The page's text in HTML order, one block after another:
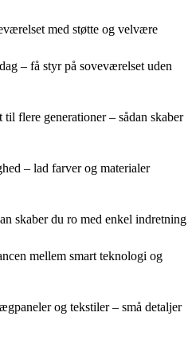
med støtte og velvære
– få styr på soveværelset uden
flere generationer – sådan skaber
– lad farver og materialer
skaber du ro med enkel indretning
mellem smart teknologi og
og tekstiler – små detaljer